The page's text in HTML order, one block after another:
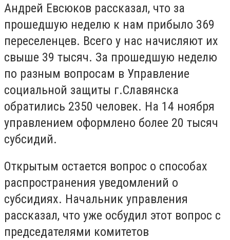
Андрей Евсюков рассказал, что за
прошедшую неделю к нам прибыло 369
переселенцев. Всего у нас начисляют их
свыше 39 тысяч. За прошедшую неделю
по разным вопросам в Управление
социальной защиты г.Славянска
обратились 2350 человек. На 14 ноября
управлением оформлено более 20 тысяч
субсидий.
Открытым остается вопрос о способах
распространения уведомлений о
субсидиях. Начальник управления
рассказал, что уже осбудил этот вопрос с
председателями комитетов